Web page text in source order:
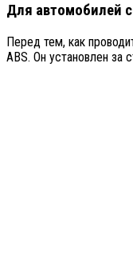
Для автомобилей с
Перед тем, как
ABS. Он установлен за